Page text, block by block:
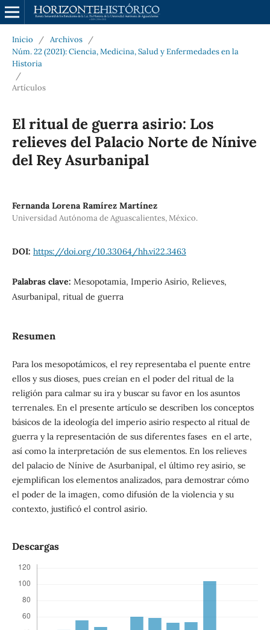
Inicio / Archivos
/
Núm. 22 (2021): Ciencia, Medicina, Salud y Enfermedades en la
Historia
/
Artículos
El ritual de guerra asirio: Los
relieves del Palacio Norte de Nínive
del Rey Asurbanipal
Fernanda Lorena Ramírez Martínez
Universidad Autónoma de Aguascalientes, México.
DOI: https://doi.org/10.33064/hh.vi22.3463
Palabras clave: Mesopotamia, Imperio Asirio, Relieves,
Asurbanipal, ritual de guerra
Resumen
Para los mesopotámicos, el rey representaba el puente entre
ellos y sus dioses, pues creían en el poder del ritual de la
religión para calmar su ira y buscar su favor en los asuntos
terrenales. En el presente artículo se describen los conceptos
básicos de la ideología del imperio asirio respecto al ritual de
guerra y la representación de sus diferentes fases en el arte,
así como la interpretación de sus elementos. En los relieves
del palacio de Nínive de Asurbanipal, el último rey asirio, se
ejemplifican los elementos analizados, para demostrar cómo
el poder de la imagen, como difusión de la violencia y su
contexto, justificó el control asirio.
Descargas